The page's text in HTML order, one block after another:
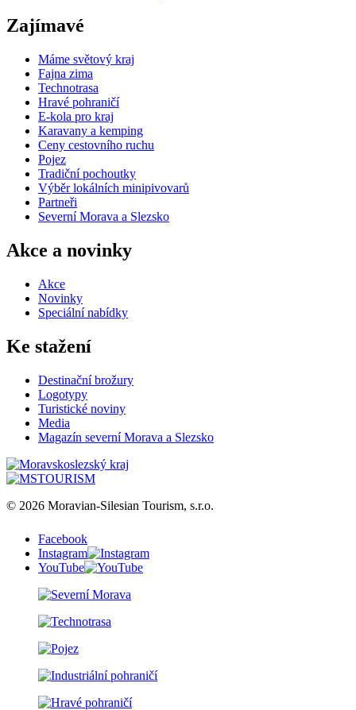
Zajímavé
Máme světový kraj
Fajna zima
Technotrasa
Hravé pohraničí
E-kola pro kraj
Karavany a kemping
Ceny cestovního ruchu
Pojez
Tradiční pochoutky
Výběr lokálních minipivovarů
Partneři
Severní Morava a Slezsko
Akce a novinky
Akce
Novinky
Speciální nabídky
Ke stažení
Destinační brožury
Logotypy
Turistické noviny
Media
Magazín severní Morava a Slezsko
© 2026 Moravian-Silesian Tourism, s.r.o.
Facebook
Instagram
YouTube